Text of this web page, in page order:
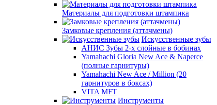
Материалы для подготовки штампика
Замковые крепления (аттачмены)
Искусственные зубы
АНИС Зубы 2-х слойные в бобинах
Yamahachi Gloria New Ace & Naperce
(полные гарнитуры)
Yamahachi New Ace / Million (20
гарнитуров в боксах)
VITA MFT
Инструменты